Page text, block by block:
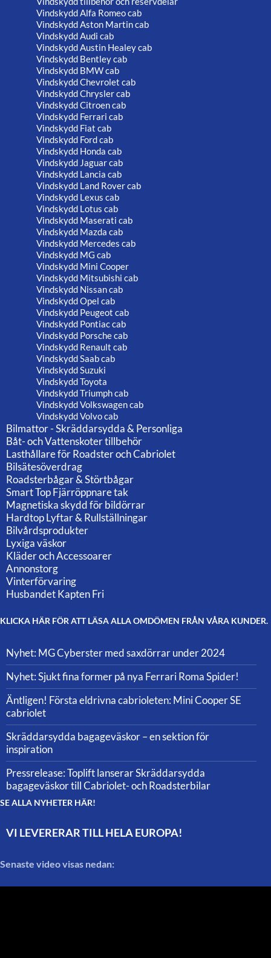
Vindskydd Alfa Romeo cab
Vindskydd Aston Martin cab
Vindskydd Audi cab
Vindskydd Austin Healey cab
Vindskydd Bentley cab
Vindskydd BMW cab
Vindskydd Chevrolet cab
Vindskydd Chrysler cab
Vindskydd Citroen cab
Vindskydd Ferrari cab
Vindskydd Fiat cab
Vindskydd Ford cab
Vindskydd Honda cab
Vindskydd Jaguar cab
Vindskydd Lancia cab
Vindskydd Land Rover cab
Vindskydd Lexus cab
Vindskydd Lotus cab
Vindskydd Maserati cab
Vindskydd Mazda cab
Vindskydd Mercedes cab
Vindskydd MG cab
Vindskydd Mini Cooper
Vindskydd Mitsubishi cab
Vindskydd Nissan cab
Vindskydd Opel cab
Vindskydd Peugeot cab
Vindskydd Pontiac cab
Vindskydd Porsche cab
Vindskydd Renault cab
Vindskydd Saab cab
Vindskydd Suzuki
Vindskydd Toyota
Vindskydd Triumph cab
Vindskydd Volkswagen cab
Vindskydd Volvo cab
Bilmattor - Skräddarsydda & Personliga
Båt- och Vattenskoter tillbehör
Lasthållare för Roadster och Cabriolet
Bilsätesöverdrag
Roadsterbågar & Störtbågar
Smart Top Fjärröppnare tak
Magnetiska skydd för bildörrar
Hardtop Lyftar & Rullställningar
Bilvårdsprodukter
Lyxiga väskor
Kläder och Accessoarer
Annonstorg
Vinterförvaring
Husbandet Kapten Fri
KLICKA HÄR FÖR ATT LÄSA ALLA OMDÖMEN FRÅN VÅRA KUNDER.
Nyhet: MG Cyberster med saxdörrar under 2024
Nyhet: Sjukt fina former på nya Ferrari Roma Spider!
Äntligen! Första eldrivna cabrioleten: Mini Cooper SE
cabriolet
Skräddarsydda bagageväskor – en sektion för
inspiration
Pressrelease: Toplift lanserar Skräddarsydda
bagageväskor till Cabriolet- och Roadsterbilar
SE ALLA NYHETER HÄR!
VI LEVERERAR TILL HELA EUROPA!
Senaste video visas nedan: